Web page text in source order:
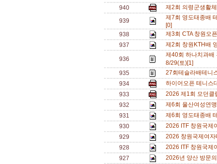
940
제2회 의령군생활
939
제7회 영도태종배
[0]
938
제3회 CTA 창원오
937
제2회 창원KTH배
936
제40회 하나치과배
8/29(토)[1]
935
27회테슬라배테니
934
하이어오픈 테니스
933
2026 제1회 모던
932
제6회 울산여성연
931
제6회 영도태종배
930
2026 ITF 창원국제
929
2026 창원국제여
928
2026 ITF 창원국제
927
2026년 양산 방문